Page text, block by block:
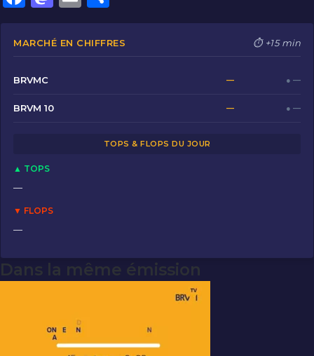
a
c
b
o
o
a
st
o
n
m
ai
ar
ta
MARCHÉ EN CHIFFRES ⏱ +15 min
BRVMC — ● —
BRVM 10 — ● —
TOPS & FLOPS DU JOUR
▲ TOPS
—
▼ FLOPS
—
Dans la même émission